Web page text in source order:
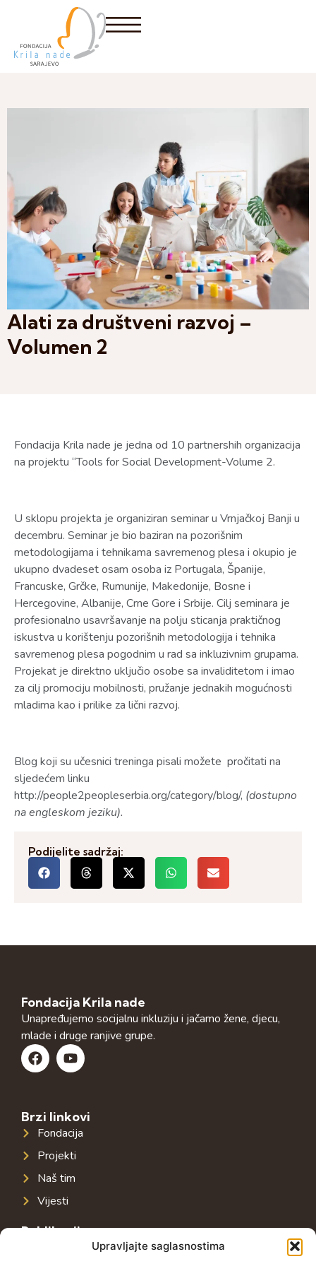
Upravljajte saglasnostima
Alati za društveni razvoj –
Volumen 2
Fondacija Krila nade je jedna od 10 partnershih organizacija
na projektu “Tools for Social Development-Volume 2.
U sklopu projekta je organiziran seminar u Vrnjačkoj Banji u
decembru. Seminar je bio baziran na pozorišnim
metodologijama i tehnikama savremenog plesa i okupio je
ukupno dvadeset osam osoba iz Portugala, Španije,
Francuske, Grčke, Rumunije, Makedonije, Bosne i
Hercegovine, Albanije, Crne Gore i Srbije. Cilj seminara je
profesionalno usavršavanje na polju sticanja praktičnog
iskustva u korištenju pozorišnih metodologija i tehnika
savremenog plesa pogodnim u rad sa inkluzivnim grupama.
Projekat je direktno uključio osobe sa invaliditetom i imao
za cilj promociju mobilnosti, pružanje jednakih mogućnosti
mladima kao i prilike za lični razvoj.
Blog koji su učesnici treninga pisali možete pročitati na
sljedećem linku
http://people2peopleserbia.org/category/blog/, (dostupno
na engleskom jeziku).
Podijelite sadržaj:
Fondacija Krila nade
Unapređujemo socijalnu inkluziju i jačamo žene, djecu,
mlade i druge ranjive grupe.
Brzi linkovi
Fondacija
Projekti
Naš tim
Vijesti
Publikacije
Javna infrastruktura u jugoistočnoj Evropi